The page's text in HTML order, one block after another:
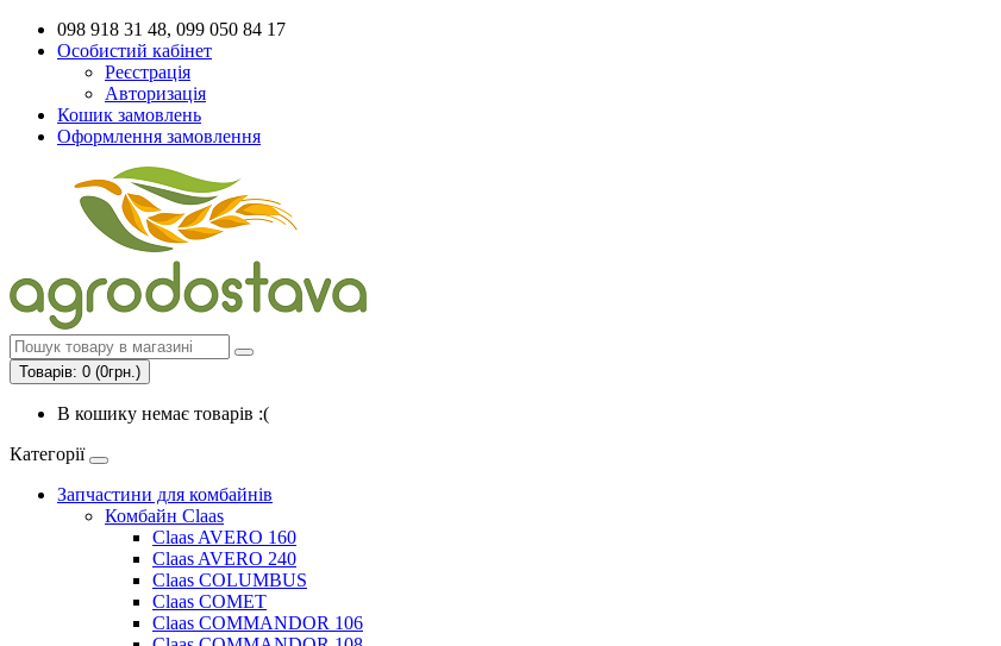
098 918 31 48, 099 050 84 17
Особистий кабінет
Реєстрація
Авторизація
Кошик замовлень
Оформлення замовлення
Товарів: 0 (0грн.)
В кошику немає товарів :(
Категорії
Запчастини для комбайнів
Комбайн Claas
Claas AVERO 160
Claas AVERO 240
Claas COLUMBUS
Claas COMET
Claas COMMANDOR 106